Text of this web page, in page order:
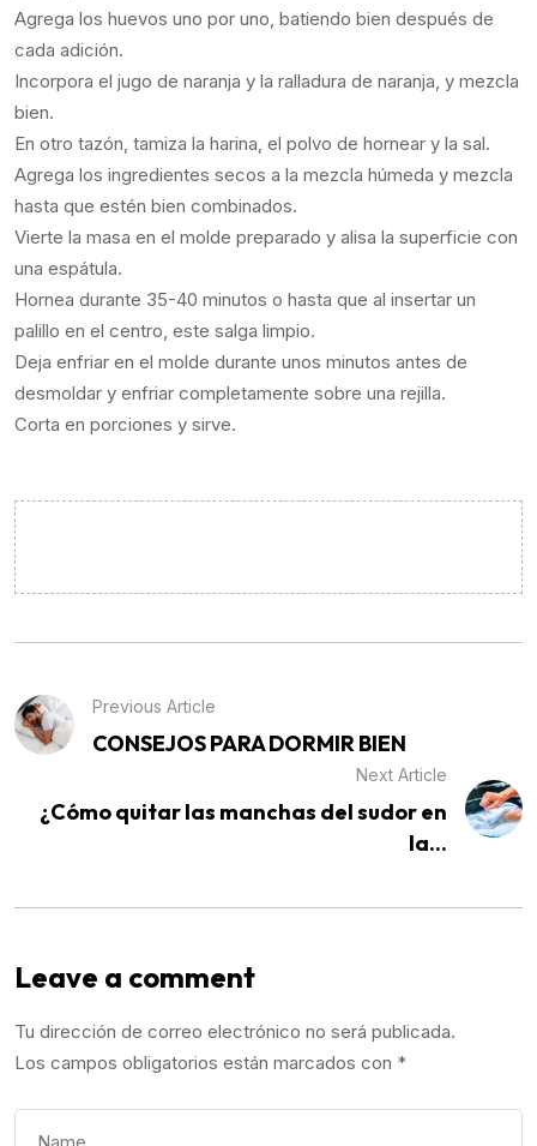
Agrega los huevos uno por uno, batiendo bien después de
cada adición.
Incorpora el jugo de naranja y la ralladura de naranja, y mezcla
bien.
En otro tazón, tamiza la harina, el polvo de hornear y la sal.
Agrega los ingredientes secos a la mezcla húmeda y mezcla
hasta que estén bien combinados.
Vierte la masa en el molde preparado y alisa la superficie con
una espátula.
Hornea durante 35-40 minutos o hasta que al insertar un
palillo en el centro, este salga limpio.
Deja enfriar en el molde durante unos minutos antes de
desmoldar y enfriar completamente sobre una rejilla.
Corta en porciones y sirve.
Previous Article
CONSEJOS PARA DORMIR BIEN
Next Article
¿Cómo quitar las manchas del sudor en
la...
Leave a comment
Tu dirección de correo electrónico no será publicada.
Los campos obligatorios están marcados con *